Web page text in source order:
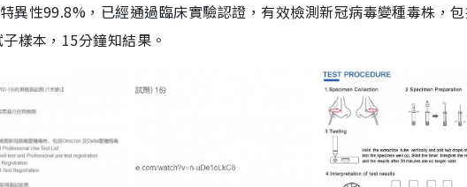
異性99.8%，已經通過臨床實驗認證，有效檢測新冠病毒變種毒株，
樣本，15分鐘知結果。